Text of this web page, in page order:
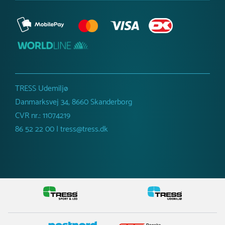
TRESS Udemiljø
Danmarksvej 34, 8660 Skanderborg
CVR nr.: 11074219
86 52 22 00 | tress@tress.dk